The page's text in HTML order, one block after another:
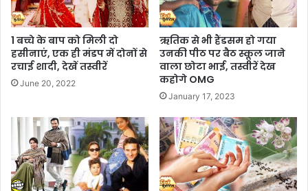
1 बच्चे के बाप को मिली दो
हसीनाएं, एक ही मंडप में दोनों से
रचाई शादी, देखें तस्वीरें
June 20, 2022
ऋतिक से भी हैंडसम हो गया
उनकी पीठ पर बैठ स्कूल जाने
वाला छोटा भाई, तस्वीरें देख
कहोगे OMG
January 17, 2023